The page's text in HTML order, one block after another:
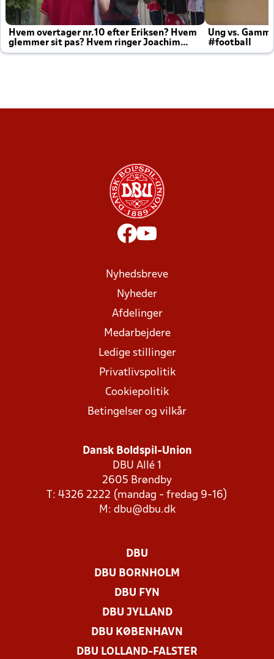
Hvem overtager nr.10 efter Eriksen? Hvem
glemmer sit pas? Hvem ringer Joachim
altid til efter kampe?
Ung vs.
#football
Nyhedsbreve
Nyheder
Afdelinger
Medarbejdere
Ledige stillinger
Privatlivspolitik
Cookiepolitik
Betingelser og vilkår
Dansk Boldspil-Union
DBU Allé 1
2605 Brøndby
T: 4326 2222 (mandag - fredag 9-16)
M: dbu@dbu.dk
DBU
DBU BORNHOLM
DBU FYN
DBU JYLLAND
DBU KØBENHAVN
DBU LOLLAND-FALSTER